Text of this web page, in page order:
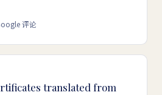
评论
translated from